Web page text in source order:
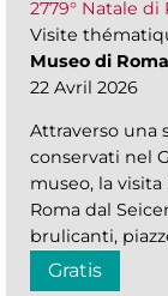
2779° Natale di
Visite
Museo di Roma
22 Avril 2026
Attraverso una
conservati nel
museo, la
Roma dal
brulicanti,
Gratis